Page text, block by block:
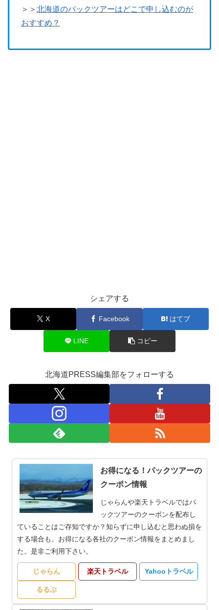
＞＞ 北海道のパックツアーはどこで申し込むのが
おすすめ？
シェアする
X Facebook はてブ
LINE コピー
北海道PRESS編集部をフォローする
お得になる！パックツアーの
クーポン情報
じゃらんや楽天トラベルではパ
ックツアーのクーポンを配布し
ていることはご存知ですか？知らずに申し込むと思わぬ損を
する場合も。お得になる各社のクーポン情報をまとめまし
た。是非ご利用下さい。
じゃらん 楽天トラベル Yahooトラベル
るるぶ